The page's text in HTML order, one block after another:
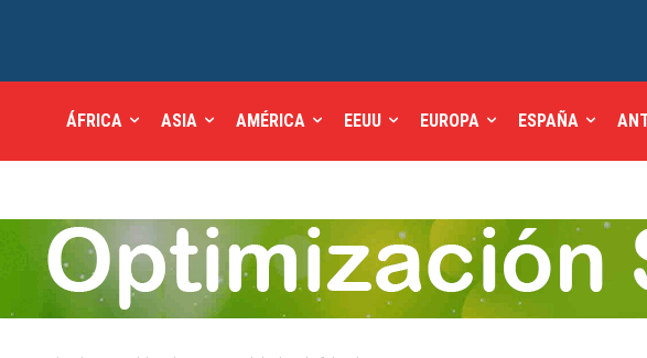
ÁFRICA ASIA AMÉRICA EEUU EUROPA ESPAÑA